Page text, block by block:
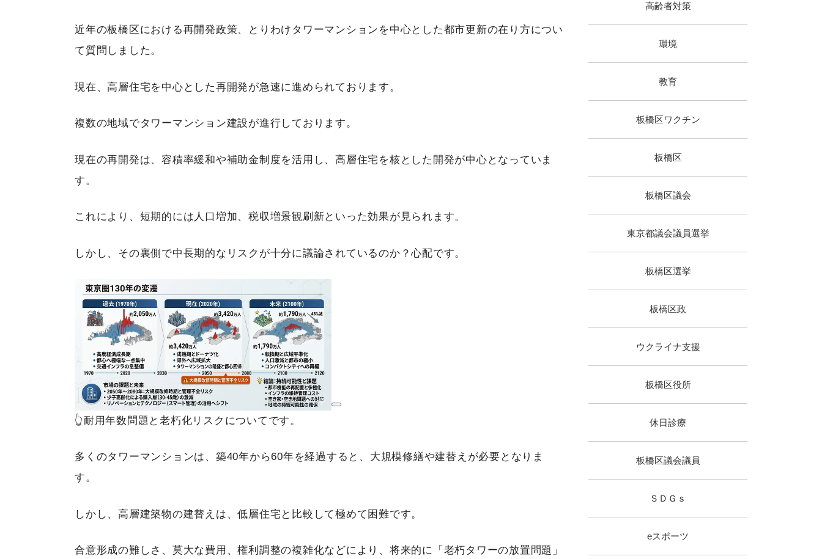
近年の板橋区における再開発政策、とりわけタワーマンションを中心とした都市更新の在り方につい
て質問しました。
現在、高層住宅を中心とした再開発が急速に進められております。
複数の地域でタワーマンション建設が進行しております。
現在の再開発は、容積率緩和や補助金制度を活用し、高層住宅を核とした開発が中心となっていま
す。
これにより、短期的には人口増加、税収増景観刷新といった効果が見られます。
しかし、その裏側で中長期的なリスクが十分に議論されているのか？心配です。
👆耐用年数問題と老朽化リスクについてです。
多くのタワーマンションは、築40年から60年を経過すると、大規模修繕や建替えが必要となりま
す。
しかし、高層建築物の建替えは、低層住宅と比較して極めて困難です。
合意形成の難しさ、莫大な費用、権利調整の複雑化などにより、将来的に「老朽タワーの放置問題」
高齢者対策
環境
教育
板橋区ワクチン
板橋区
板橋区議会
東京都議会議員選挙
板橋区選挙
板橋区政
ウクライナ支援
板橋区役所
休日診療
板橋区議会議員
ＳＤＧｓ
eスポーツ